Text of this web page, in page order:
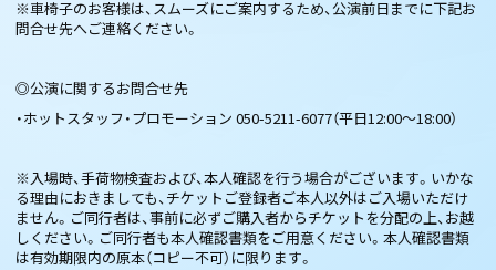
※車椅子のお客様は、スムーズにご案内するため、公演前日までに下記お
問合せ先へご連絡ください。
◎公演に関するお問合せ先
・ホットスタッフ・プロモーション 050-5211-6077（平日12:00～18:00）
※入場時、手荷物検査および、本人確認を行う場合がございます。いかな
る理由におきましても、チケットご登録者ご本人以外はご入場いただけ
ません。ご同行者は、事前に必ずご購入者からチケットを分配の上、お越
しください。ご同行者も本人確認書類をご用意ください。本人確認書類
は有効期限内の原本（コピー不可）に限ります。